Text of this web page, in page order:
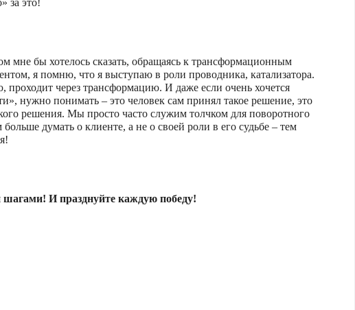
за это!
мне бы хотелось сказать, обращаясь к трансформационным
я помню, что я выступаю в роли проводника, катализатора.
проходит через трансформацию. И даже если очень хочется
нужно понимать – это человек сам принял такое решение, это
решения. Мы просто часто служим толчком для поворотного
думать о клиенте, а не о своей роли в его судьбе – тем
шагами! И празднуйте каждую победу!